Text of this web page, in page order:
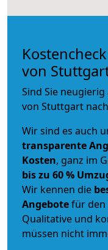
von
Sind Sie
von Stuttgart
Wir sind es auch
transparente
Kosten, ganz im
bis zu 60 %
Wir kennen die
Angebotefür den
Qualitative und
müssen nicht